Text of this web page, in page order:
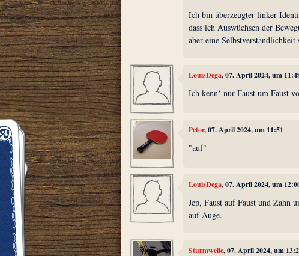
Ich bin überzeugter linker
dass ich Auswüchsen der
aber eine Selbstverständlichkeit
LouisDega, 07. April 2024, um
Ich kenn‘ nur Faust um Faust
Petor, 07. April 2024, um 11:51
"auf"
LouisDega, 07. April 2024, um
Jep, Faust auf Faust und Zahn
auf Auge.
Sturmwelle, 07. April 2024, um